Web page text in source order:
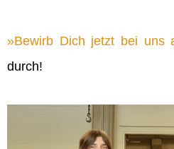
Bewirb Dich jetzt bei uns
durch!